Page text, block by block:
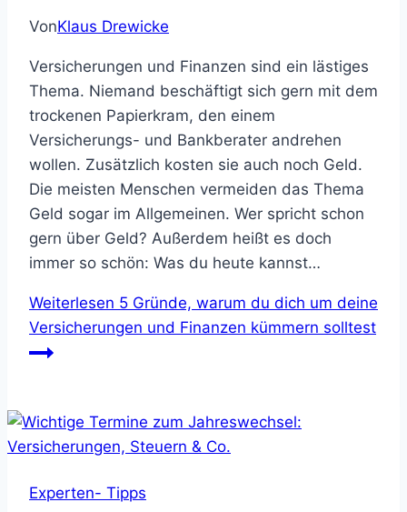
VonKlaus Drewicke
Versicherungen und Finanzen sind ein lästiges
Thema. Niemand beschäftigt sich gern mit dem
trockenen Papierkram, den einem
Versicherungs- und Bankberater andrehen
wollen. Zusätzlich kosten sie auch noch Geld.
Die meisten Menschen vermeiden das Thema
Geld sogar im Allgemeinen. Wer spricht schon
gern über Geld? Außerdem heißt es doch
immer so schön: Was du heute kannst…
Weiterlesen 5 Gründe, warum du dich um deine
Versicherungen und Finanzen kümmern solltest
Experten- Tipps